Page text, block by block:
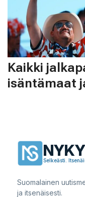
Kaikki
isäntämaat
Selkeästi.
Suomalainen
ja itsenäisesti.